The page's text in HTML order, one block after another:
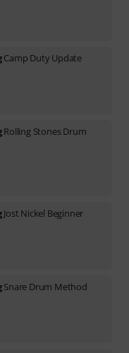
Camp Duty Update
Rolling Stones Drum
Jost Nickel Beginner
Snare Drum Method